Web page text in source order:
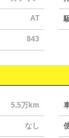
AT
843
5.5万km
なし